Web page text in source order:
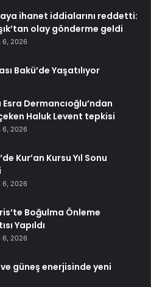
ihanet iddialarını reddetti:
olay gönderme geldi
6, 2026
Bakü’de Yaşatılıyor
Esra Dermancıoğlu’ndan
Haluk Levent tepkisi
6, 2026
Kur’an Kursu Yıl Sonu
6, 2026
Boğulma Önleme
Yapıldı
6, 2026
güneş enerjisinde yeni